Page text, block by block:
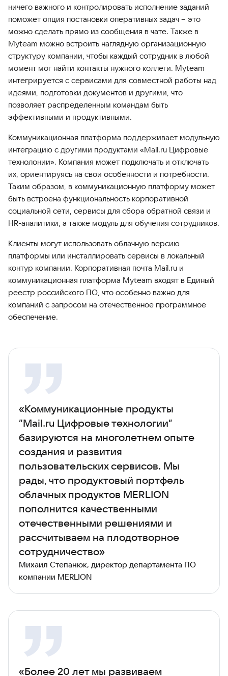
ничего важного и контролировать исполнение заданий
поможет опция постановки оперативных задач – это
можно сделать прямо из сообщения в чате. Также в
Myteam можно встроить наглядную организационную
структуру компании, чтобы каждый сотрудник в любой
момент мог найти контакты нужного коллеги. Myteam
интегрируется с сервисами для совместной работы над
идеями, подготовки документов и другими, что
позволяет распределенным командам быть
эффективными и продуктивными.
Коммуникационная платформа поддерживает модульную
интеграцию с другими продуктами «Mail.ru Цифровые
технолонии». Компания может подключать и отключать
их, ориентируясь на свои особенности и потребности.
Таким образом, в коммуникационную платформу может
быть встроена функциональность корпоративной
социальной сети, сервисы для сбора обратной связи и
HR-аналитики, а также модуль для обучения сотрудников.
Клиенты могут использовать облачную версию
платформы или инсталлировать сервисы в локальный
контур компании. Корпоративная почта Mail.ru и
коммуникационная платформа Myteam входят в Единый
реестр российского ПО, что особенно важно для
компаний с запросом на отечественное программное
обеспечение.
«Коммуникационные продукты
”Mail.ru Цифровые технологии”
базируются на многолетнем опыте
создания и развития
пользовательских сервисов. Мы
рады, что продуктовый портфель
облачных продуктов MERLION
пополнится качественными
отечественными решениями и
рассчитываем на плодотворное
сотрудничество»
Михаил Степанюк, директор департамента ПО
компании MERLION
«Более 20 лет мы развиваем